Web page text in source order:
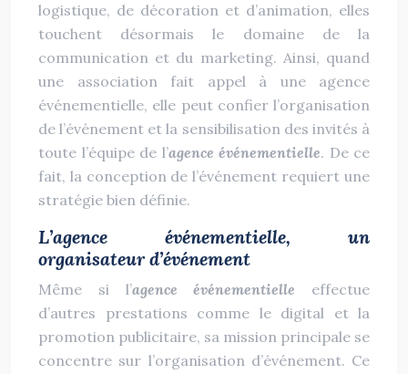
logistique, de décoration et d’animation, elles
touchent désormais le domaine de la
communication et du marketing. Ainsi, quand
une association fait appel à une agence
événementielle, elle peut confier l’organisation
de l’événement et la sensibilisation des invités à
toute l’équipe de l’agence événementielle. De ce
fait, la conception de l’événement requiert une
stratégie bien définie.
L’agence événementielle, un
organisateur d’événement
Même si l’agence événementielle effectue
d’autres prestations comme le digital et la
promotion publicitaire, sa mission principale se
concentre sur l’organisation d’événement. Ce